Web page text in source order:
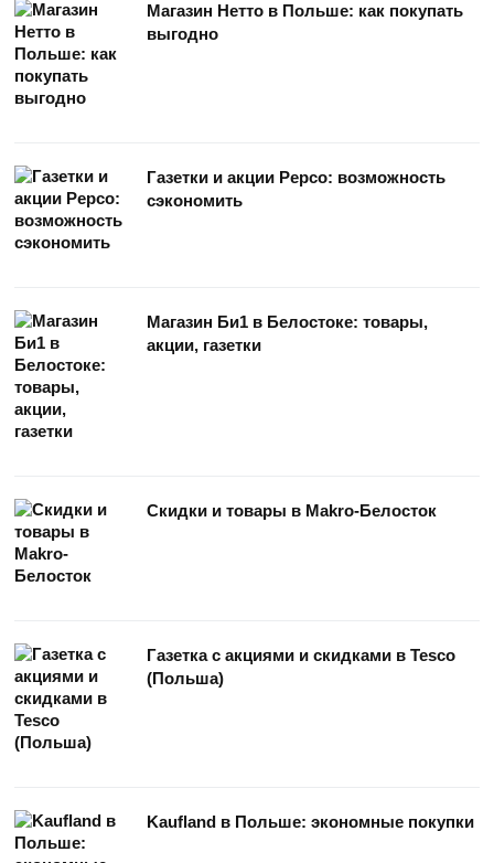
Магазин Нетто в Польше: как покупать
выгодно
Газетки и акции Pepco: возможность
сэкономить
Магазин Би1 в Белостоке: товары,
акции, газетки
Скидки и товары в Makro-Белосток
Газетка с акциями и скидками в Tesco
(Польша)
Kaufland в Польше: экономные покупки